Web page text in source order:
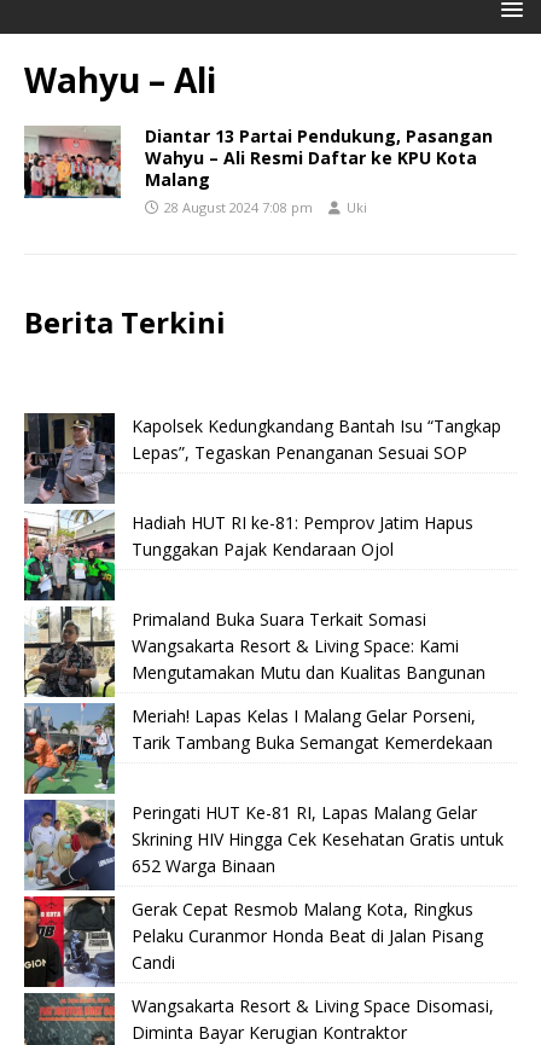
Wahyu – Ali
Diantar 13 Partai Pendukung, Pasangan
Wahyu – Ali Resmi Daftar ke KPU Kota
Malang
28 August 2024 7:08 pm Uki
Berita Terkini
Kapolsek Kedungkandang Bantah Isu “Tangkap
Lepas”, Tegaskan Penanganan Sesuai SOP
Hadiah HUT RI ke-81: Pemprov Jatim Hapus
Tunggakan Pajak Kendaraan Ojol
Primaland Buka Suara Terkait Somasi
Wangsakarta Resort & Living Space: Kami
Mengutamakan Mutu dan Kualitas Bangunan
Meriah! Lapas Kelas I Malang Gelar Porseni,
Tarik Tambang Buka Semangat Kemerdekaan
Peringati HUT Ke-81 RI, Lapas Malang Gelar
Skrining HIV Hingga Cek Kesehatan Gratis untuk
652 Warga Binaan
Gerak Cepat Resmob Malang Kota, Ringkus
Pelaku Curanmor Honda Beat di Jalan Pisang
Candi
Wangsakarta Resort & Living Space Disomasi,
Diminta Bayar Kerugian Kontraktor